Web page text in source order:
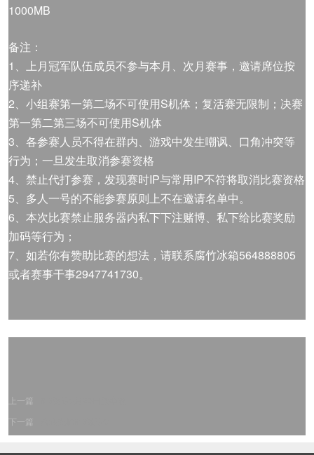
1000MB
备注：
1、上月冠军队伍成员不参与本月、次月赛事，邀请席位按
序递补
2、小组赛第一第二场不可使用S机体；复活赛无限制；决赛
第一第二第三场不可使用S机体
3、各参赛人员不得在群内、游戏中发生嘲讽、口角冲突等
行为；一旦发生取消参赛资格
4、禁止代打参赛，发现赛时IP与常用IP不符将取消比赛资格
5、多人一号的不能参赛原则上不在邀请名单中。
6、本次比赛禁止服务器内私下下注赌博、私下给比赛奖励
加码等行为；
7、如若你有赞助比赛的想法，请联系腐竹冰箱564888805
或者赛事干事2947741730。
上一篇
下一篇